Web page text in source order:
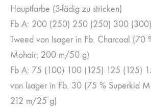
Hauptfarbe (3-fädig zu stricken)
Fb A: 200 (250) 250 (250) 300
Tweed von Isager in Fb. Charcoal (70
Mohair; 200 m/50 g)
Fb A: 75 (100) 100 (125) 125 (125)
von Isager in Fb. 30 (75 % Superkid
212 m/25 g)